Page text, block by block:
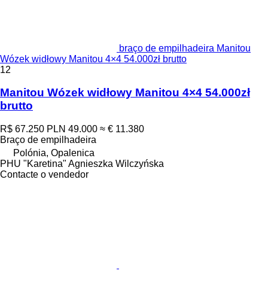
braço de empilhadeira Manitou
Wózek widłowy Manitou 4×4 54.000zł brutto
12
Manitou Wózek widłowy Manitou 4×4 54.000zł
brutto
R$ 67.250 PLN 49.000 ≈ € 11.380
Braço de empilhadeira
Polónia, Opalenica
PHU "Karetina" Agnieszka Wilczyńska
Contacte o vendedor